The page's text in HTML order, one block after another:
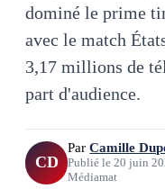
dominé le prime
avec le match
3,17 millions de
part d'audience.
CD
ParCamille
Publié le20 juin
Médiamat